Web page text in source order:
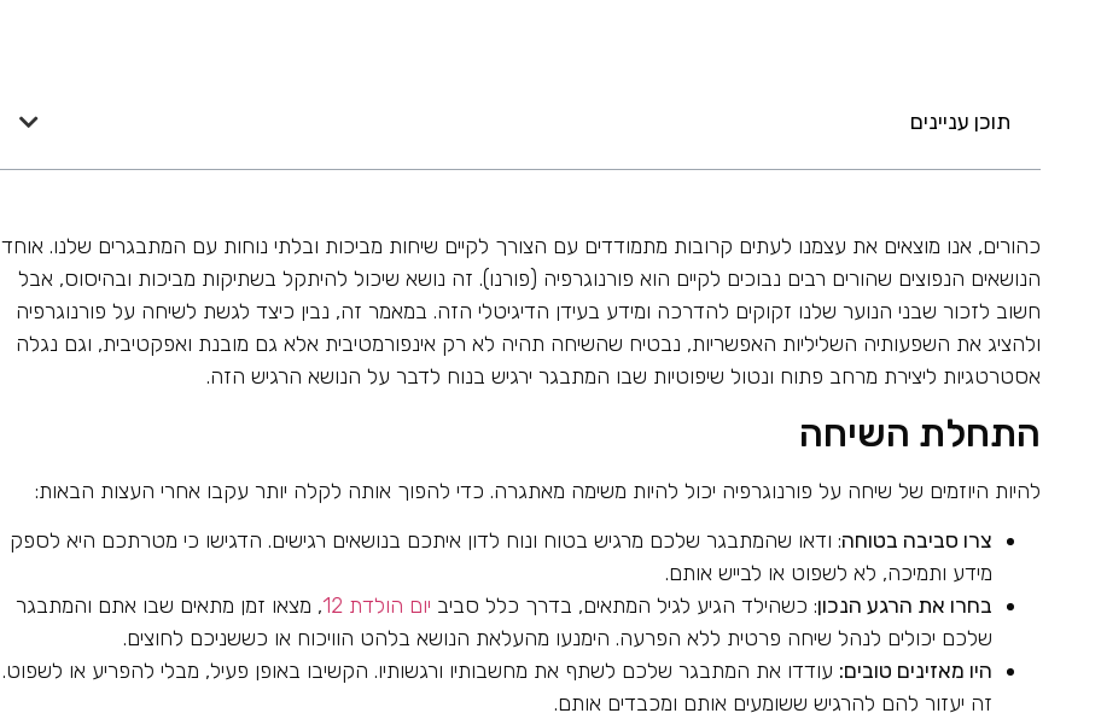
תוכן עניינים
כהורים, אנו מוצאים את עצמנו לעתים קרובות מתמודדים עם הצורך לקיים שיחות מביכות ובלתי נוחות עם המתבגרים שלנו. אוחד
הנושאים הנפוצים שהורים רבים נבוכים לקיים הוא פורנוגרפיה (פורנו). זה נושא שיכול להיתקל בשתיקות מביכות ובהיסוס, אבל
חשוב לזכור שבני הנוער שלנו זקוקים להדרכה ומידע בעידן הדיגיטלי הזה. במאמר זה, נבין כיצד לגשת לשיחה על פורנוגרפיה
ולהציג את השפעותיה השליליות האפשריות, נבטיח שהשיחה תהיה לא רק אינפורמטיבית אלא גם מובנת ואפקטיבית, וגם נגלה
אסטרטגיות ליצירת מרחב פתוח ונטול שיפוטיות שבו המתבגר ירגיש בנוח לדבר על הנושא הרגיש הזה.
התחלת השיחה
להיות היוזמים של שיחה על פורנוגרפיה יכול להיות משימה מאתגרה. כדי להפוך אותה לקלה יותר עקבו אחרי העצות הבאות:
צרו סביבה בטוחה: ודאו שהמתבגר שלכם מרגיש בטוח ונוח לדון איתכם בנושאים רגישים. הדגישו כי מטרתכם היא לספק
מידע ותמיכה, לא לשפוט או לבייש אותם.
בחרו את הרגע הנכון: כשהילד הגיע לגיל המתאים, בדרך כלל סביב יום הולדת 12
, מצאו זמן מתאים שבו אתם והמתבגר
שלכם יכולים לנהל שיחה פרטית ללא הפרעה. הימנעו מהעלאת הנושא בלהט הוויכוח או כששניכם לחוצים.
היו מאזינים טובים: עודדו את המתבגר שלכם לשתף את מחשבותיו ורגשותיו. הקשיבו באופן פעיל, מבלי להפריע או לשפוט.
זה יעזור להם להרגיש ששומעים אותם ומכבדים אותם.